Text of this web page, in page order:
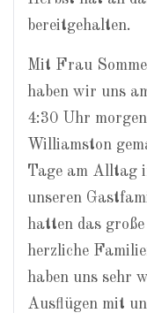
bereitgehalten.
Mit Frau
haben wir uns
4:30 Uhr
Williamston
Tage am Alltag
unseren
hatten das
herzliche
haben uns sehr
Ausflügen mit